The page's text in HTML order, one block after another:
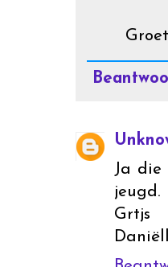
Ja die
jeugd.
Grtjs